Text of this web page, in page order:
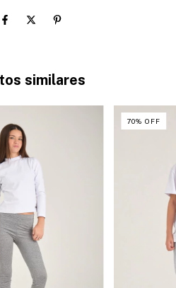
similares
70%OFF